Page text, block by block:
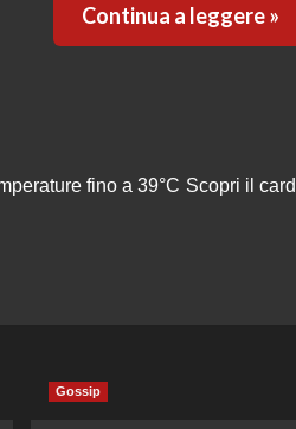
Continua a leggere »
fino a 39°C Scopri il
Gossip